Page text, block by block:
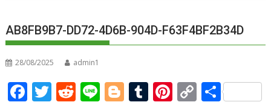
AB8FB9B7-DD72-4D6B-904D-F63F4BF2B34D
28/08/2025 admin1
F T R Li Bl T Pi C S